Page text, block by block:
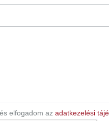
elfogadom az adatkezelési